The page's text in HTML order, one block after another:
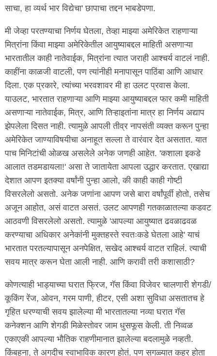
साचा, हा व्यर्थ भार विद्येचा' छापाचा तद्दन भाबडेपणा.
मी जेव्हा परतण्याचा निर्णय घेतला, तेव्हा माझ्या अमेरिकेत राहणाऱ्या
मित्रांना किंवा माझ्या अमेरिकेतील आयुष्याबद्दल माहिती असणाऱ्या
भारतातील काही नातेवाईक, मित्रांना त्यात जराही आश्चर्य वाटलं नाही.
काहींना काळजी वाटली, पण त्यांनीही मनापासून पाठिंबा आणि आधार
दिला. एक प्रकारे, त्यांच्या भरवशावर मी हा उलट प्रवास केला.
याउलट, भारतात राहणाऱ्या आणि माझ्या आयुष्याबद्दल फार कमी माहिती
असणाऱ्या नातेवाईक, मित्र, आणि तिऱ्हाइतांना मात्र हा निर्णय अद्याप
झेपलेला दिसत नाही. त्यामुळे आपली तीव्र नापसंती व्यक्त करून पुन्हा
अमेरिकेत जाण्याविषयीचा अनाहूत सल्ला ते वारंवार देत असतात. यात
पाच मिनिटांची ओळख असलेले अनेक जणही आहेत. 'कशाला इकडे
आलात तडमडायला!' असा ते जातायेता आपला उद्धार करतात. एखाद्या
देशात आपण इतक्या वर्षांनी पुन्हा आलो, की काही काही गोष्टी
विसरलेलो असतो. अनेक जणांना आपण जसे बारा वर्षांपूर्वी होतो, तसेच
अजून आहोत, असं वाटत असतं. उलट आपणही गतकाळातल्या कडवट
आठवणी विसरलेलो असतो. त्यामुळे 'आपल्या आयुष्यात ढवळाढवळ
करण्याचा अधिकार अनेकांनी मुक्तहस्ते स्वतःकडे घेतला आहे' याचं
भारतात परतल्यापासून अनपेक्षित, सखेद आश्चर्य वाटत राहिलं. त्याची
सवय मात्र करून घेता आली नाही. आणि करावी तरी कशासाठी?
कोणत्याही भाड्याच्या घरात फ्रिज, गॅस किंवा विजेवर चालणारी शेगडी/
कूकिंग रेंज, ओवन, गरम पाणी, हीटर, एसी अशा सुविधा असतातच हे
गृहित धरण्याची सवय झालेल्या मी भारतातल्या नव्या घरात गॅस
कनेक्शन आणि शेगडी मिळेस्तोवर जाम धुसफूस केली. ती निव्वळ
एकाएकी आपल्या भौतिक राहणीमानात झालेल्या बदलामुळे नव्हती.
किंबहुना, ते अगदीच स्वाभाविक कारण होतं. पण सगळ्यात कहर होता